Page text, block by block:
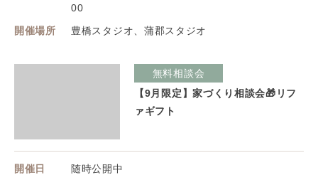
00
開催場所
豊橋スタジオ、蒲郡スタジオ
無料相談会
【9月限定】家づくり相談会🎁リフ
ァギフト
開催日
随時公開中